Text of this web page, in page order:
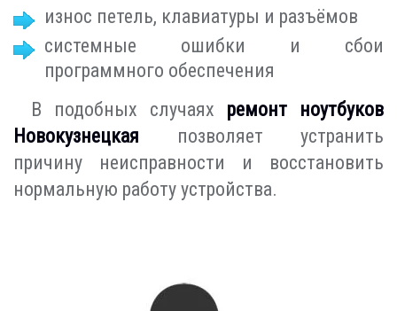
износ петель, клавиатуры и разъёмов
системные ошибки и сбои
программного обеспечения
В подобных случаях ремонт ноутбуков
Новокузнецкая позволяет устранить
причину неисправности и восстановить
нормальную работу устройства.